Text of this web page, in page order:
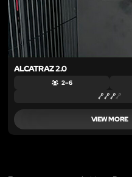
ALCATRAZ 2.0
2 – 6
VIEW MORE